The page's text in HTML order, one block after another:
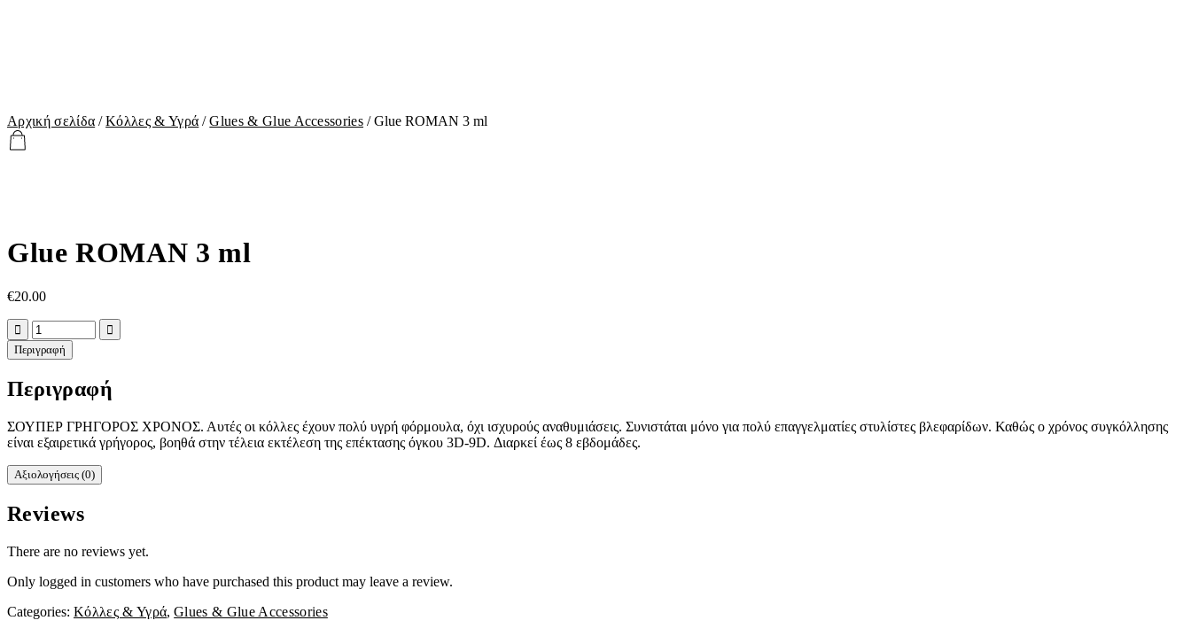
Αρχική σελίδα /Κόλλες & Υγρά /Glues & Glue Accessories / Glue ROMAN 3 ml
Glue ROMAN 3 ml
€20.00
Περιγραφή
Περιγραφή
ΣΟΥΠΕΡ ΓΡΗΓΟΡΟΣ ΧΡΟΝΟΣ. Αυτές οι κόλλες έχουν πολύ υγρή φόρμουλα, όχι ισχυρούς αναθυμιάσεις. Συνιστάται μόνο για πολύ επαγγελματίες στυλίστες βλεφαρίδων. Καθώς ο χρόνος συγκόλλησης
είναι εξαιρετικά γρήγορος, βοηθά στην τέλεια εκτέλεση της επέκτασης όγκου 3D-9D. Διαρκεί έως 8 εβδομάδες.
Αξιολογήσεις (0)
Reviews
There are no reviews yet.
Only logged in customers who have purchased this product may leave a review.
Categories: Κόλλες & Υγρά,Glues & Glue Accessories